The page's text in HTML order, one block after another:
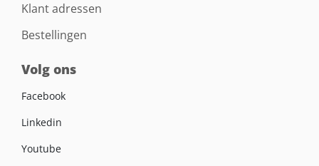
Klant adressen
Bestellingen
Volg ons
Facebook
Linkedin
Youtube